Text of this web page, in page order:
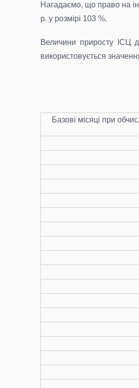
Нагадаємо, що право на
р. у розмірі 103 %.
Величини приросту ІСЦ
використовується
Базові місяці при